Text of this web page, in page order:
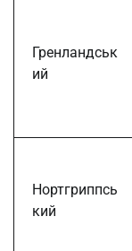
Гренландськ
ий
Нортгриппсь
кий